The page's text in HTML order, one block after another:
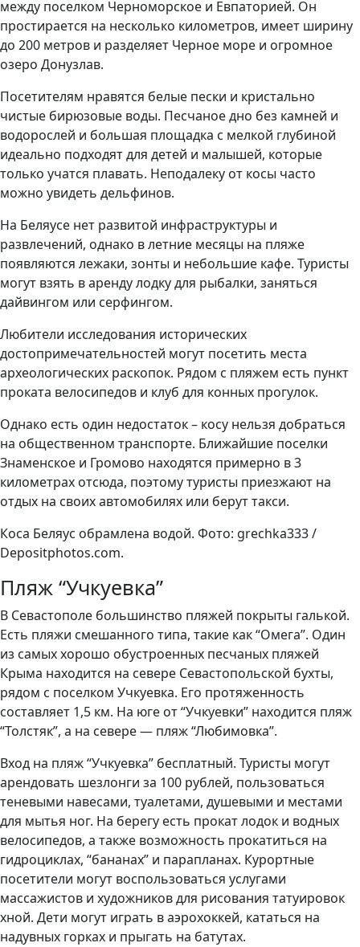
между поселком Черноморское и Евпаторией. Он
простирается на несколько километров, имеет ширину
до 200 метров и разделяет Черное море и огромное
озеро Донузлав.
Посетителям нравятся белые пески и кристально
чистые бирюзовые воды. Песчаное дно без камней и
водорослей и большая площадка с мелкой глубиной
идеально подходят для детей и малышей, которые
только учатся плавать. Неподалеку от косы часто
можно увидеть дельфинов.
На Беляусе нет развитой инфраструктуры и
развлечений, однако в летние месяцы на пляже
появляются лежаки, зонты и небольшие кафе. Туристы
могут взять в аренду лодку для рыбалки, заняться
дайвингом или серфингом.
Любители исследования исторических
достопримечательностей могут посетить места
археологических раскопок. Рядом с пляжем есть пункт
проката велосипедов и клуб для конных прогулок.
Однако есть один недостаток – косу нельзя добраться
на общественном транспорте. Ближайшие поселки
Знаменское и Громово находятся примерно в 3
километрах отсюда, поэтому туристы приезжают на
отдых на своих автомобилях или берут такси.
Коса Беляус обрамлена водой. Фото: grechka333 /
Depositphotos.com.
Пляж “Учкуевка”
В Севастополе большинство пляжей покрыты галькой.
Есть пляжи смешанного типа, такие как “Омега”. Один
из самых хорошо обустроенных песчаных пляжей
Крыма находится на севере Севастопольской бухты,
рядом с поселком Учкуевка. Его протяженность
составляет 1,5 км. На юге от “Учкуевки” находится пляж
“Толстяк”, а на севере — пляж “Любимовка”.
Вход на пляж “Учкуевка” бесплатный. Туристы могут
арендовать шезлонги за 100 рублей, пользоваться
теневыми навесами, туалетами, душевыми и местами
для мытья ног. На берегу есть прокат лодок и водных
велосипедов, а также возможность прокатиться на
гидроциклах, “бананах” и парапланах. Курортные
посетители могут воспользоваться услугами
массажистов и художников для рисования татуировок
хной. Дети могут играть в аэрохоккей, кататься на
надувных горках и прыгать на батутах.